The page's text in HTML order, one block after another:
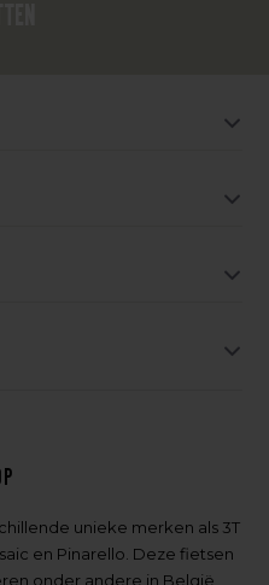
unieke merken als 3T
en Pinarello. Deze fietsen
onder andere in België,